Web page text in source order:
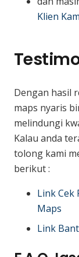
Klien
Dengan hasil
maps nyaris
melindungi
Kalau anda
tolong kami
berikut :
Link Cek
Maps
Link